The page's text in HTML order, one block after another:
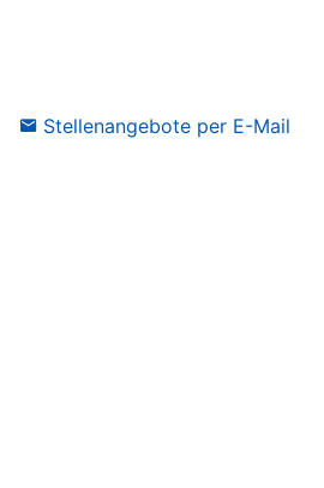
Stellenangebote per E-Mail